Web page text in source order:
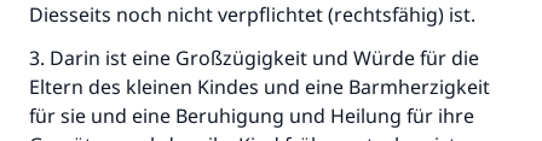
Diesseits noch nicht verpflichtet (rechtsfähig) ist.
3. Darin ist eine Großzügigkeit und Würde für die
Eltern des kleinen Kindes und eine Barmherzigkeit
für sie und eine Beruhigung und Heilung für ihre